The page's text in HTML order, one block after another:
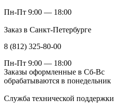
Пн-Пт 9:00 — 18:00
Заказ в Санкт-Петербурге
8 (812) 325-80-00
Пн-Пт 9:00 — 18:00
Заказы оформленные в Сб-Вс
обрабатываются в понедельник
Служба технической поддержки